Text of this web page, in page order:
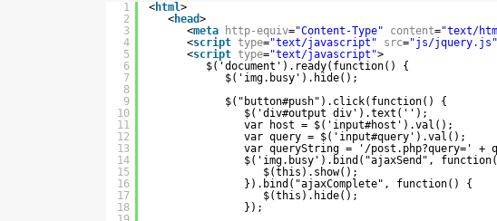
1
2
3
4
5
6
7
8
9
10
11
12
13
14
15
16
17
18
<html>
<head>
<meta http-equiv="Content-Type" content="text/
<script type="text/javascript" src="js/jquery.js"
<script type="text/javascript">
$('document').ready(function() {
$('img.busy').hide();
$("button#push").click(function() {
$('div#output div').text('');
var host = $('input#host').val();
var query = $('input#query').val();
var queryString = '/post.php?query=' +
$('img.busy').bind("ajaxSend",
$(this).show();
}).bind("ajaxComplete", function() {
$(this).hide();
});